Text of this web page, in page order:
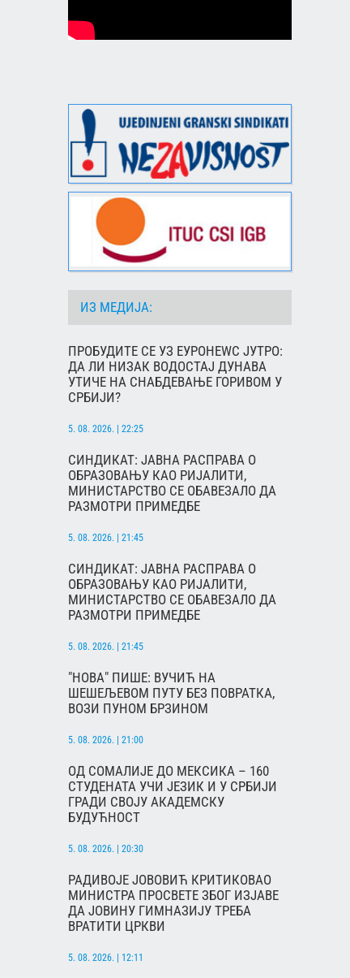
ИЗ МЕДИЈА:
ПРОБУДИТЕ СЕ УЗ ЕУРОНЕWС ЈУТРО:
ДА ЛИ НИЗАК ВОДОСТАЈ ДУНАВА
УТИЧЕ НА СНАБДЕВАЊЕ ГОРИВОМ У
СРБИЈИ?
5. 08. 2026. | 22:25
СИНДИКАТ: ЈАВНА РАСПРАВА О
ОБРАЗОВАЊУ КАО РИЈАЛИТИ,
МИНИСТАРСТВО СЕ ОБАВЕЗАЛО ДА
РАЗМОТРИ ПРИМЕДБЕ
5. 08. 2026. | 21:45
СИНДИКАТ: ЈАВНА РАСПРАВА О
ОБРАЗОВАЊУ КАО РИЈАЛИТИ,
МИНИСТАРСТВО СЕ ОБАВЕЗАЛО ДА
РАЗМОТРИ ПРИМЕДБЕ
5. 08. 2026. | 21:45
"НОВА" ПИШЕ: ВУЧИЋ НА
ШЕШЕЉЕВОМ ПУТУ БЕЗ ПОВРАТКА,
ВОЗИ ПУНОМ БРЗИНОМ
5. 08. 2026. | 21:00
ОД СОМАЛИЈЕ ДО МЕКСИКА – 160
СТУДЕНАТА УЧИ ЈЕЗИК И У СРБИЈИ
ГРАДИ СВОЈУ АКАДЕМСКУ
БУДУЋНОСТ
5. 08. 2026. | 20:30
РАДИВОЈЕ ЈОВОВИЋ КРИТИКОВАО
МИНИСТРА ПРОСВЕТЕ ЗБОГ ИЗЈАВЕ
ДА ЈОВИНУ ГИМНАЗИЈУ ТРЕБА
ВРАТИТИ ЦРКВИ
5. 08. 2026. | 12:11